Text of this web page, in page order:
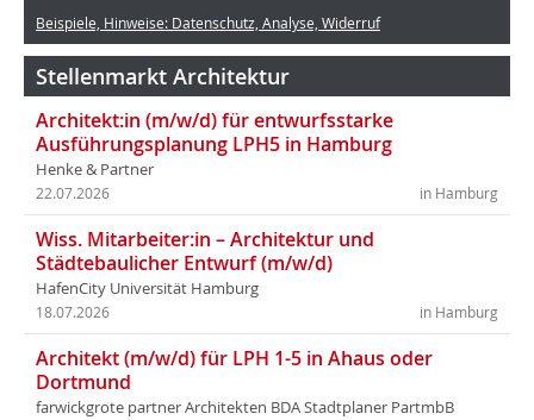
Beispiele, Hinweise: Datenschutz, Analyse, Widerruf
Stellenmarkt Architektur
Architekt:in (m/w/d) für entwurfsstarke
Ausführungsplanung LPH5 in Hamburg
Henke & Partner
in Hamburg
22.07.2026
Wiss. Mitarbeiter:in – Architektur und
Städtebaulicher Entwurf (m/w/d)
HafenCity Universität Hamburg
in Hamburg
18.07.2026
Architekt (m/w/d) für LPH 1-5 in Ahaus oder
Dortmund
farwickgrote partner Architekten BDA Stadtplaner PartmbB